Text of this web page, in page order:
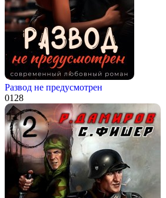
Развод не предусмотрен
0128